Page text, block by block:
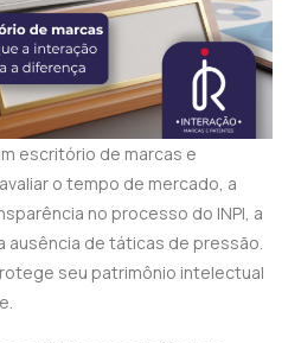
escritório de marcas e
o tempo de mercado, a
no processo do INPI, a
ausência de táticas de pressão.
seu patrimônio intelectual